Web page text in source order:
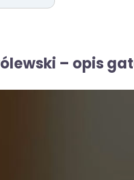
– opis